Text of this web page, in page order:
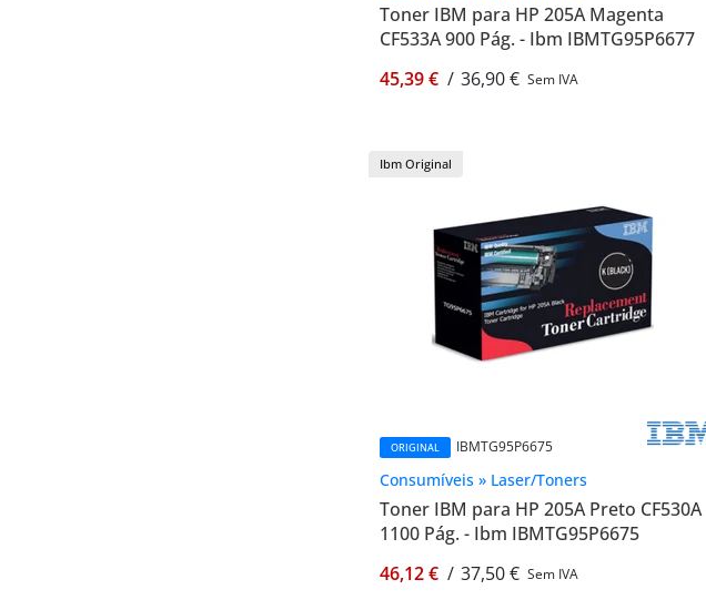
Toner IBM para HP 205A Magenta
CF533A 900 Pág. - Ibm IBMTG95P6677
45,39 € / 36,90 € Sem IVA
Ibm Original
ORIGINAL IBMTG95P6675
Consumíveis » Laser/Toners
Toner IBM para HP 205A Preto CF530A
1100 Pág. - Ibm IBMTG95P6675
46,12 € / 37,50 € Sem IVA